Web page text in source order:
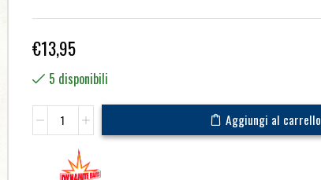
€13,95
5 disponibili
Cloud
Aggiungi al carrello